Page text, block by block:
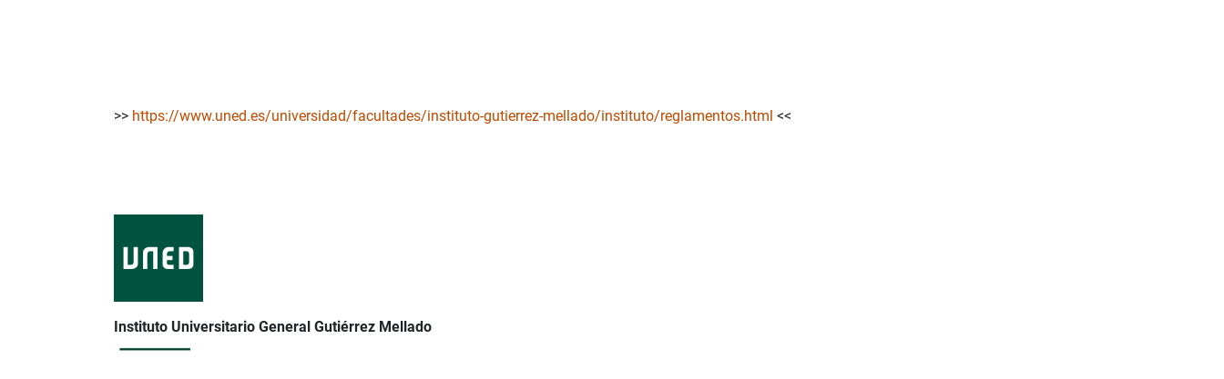
>> https://www.uned.es/universidad/facultades/instituto-gutierrez-mellado/instituto/reglamentos.html <<
Instituto Universitario General Gutiérrez Mellado